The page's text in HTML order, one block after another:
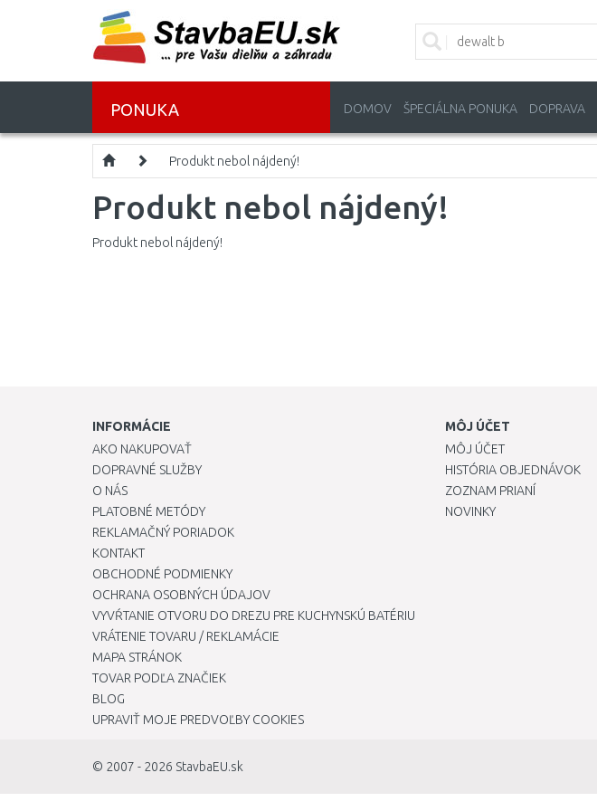
PONUKA DOMOV ŠPECIÁLNA PONUKA DOPRAVA
Produkt nebol nájdený!
Produkt nebol nájdený!
Produkt nebol nájdený!
INFORMÁCIE
AKO NAKUPOVAŤ
DOPRAVNÉ SLUŽBY
O NÁS
PLATOBNÉ METÓDY
REKLAMAČNÝ PORIADOK
KONTAKT
OBCHODNÉ PODMIENKY
OCHRANA OSOBNÝCH ÚDAJOV
VYVŔTANIE OTVORU DO DREZU PRE KUCHYNSKÚ BATÉRIU
VRÁTENIE TOVARU / REKLAMÁCIE
MAPA STRÁNOK
TOVAR PODĽA ZNAČIEK
BLOG
UPRAVIŤ MOJE PREDVOĽBY COOKIES
MÔJ ÚČET
MÔJ ÚČET
HISTÓRIA OBJEDNÁVOK
ZOZNAM PRIANÍ
NOVINKY
© 2007 - 2026 StavbaEU.sk